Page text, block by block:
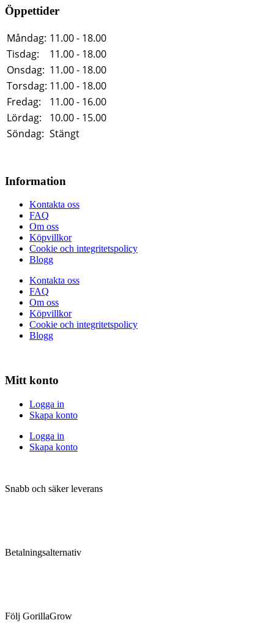
Öppettider
Måndag: 11.00 - 18.00
Tisdag:
11.00 - 18.00
Onsdag: 11.00 - 18.00
Torsdag: 11.00 - 18.00
Fredag:
11.00 - 16.00
Lördag:
10.00 - 15.00
Söndag: Stängt
Information
Kontakta oss
FAQ
Om oss
Köpvillkor
Cookie och integritetspolicy
Blogg
Kontakta oss
FAQ
Om oss
Köpvillkor
Cookie och integritetspolicy
Blogg
Mitt konto
Logga in
Skapa konto
Logga in
Skapa konto
Snabb och säker leverans
Betalningsalternativ
Följ GorillaGrow